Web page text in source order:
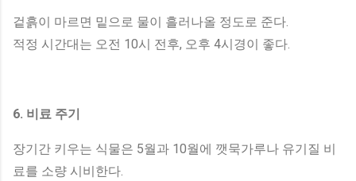
겉흙이 마르면 밑으로 물이 흘러나올 정도로 준다.
적정 시간대는 오전 10시 전후, 오후 4시경이 좋다.
6. 비료 주기
장기간 키우는 식물은 5월과 10월에 깻묵가루나 유기질 비
료를 소량 시비한다.